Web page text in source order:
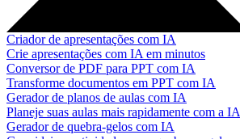
Criador de apresentações com IA
Crie apresentações com IA em minutos
Conversor de PDF para PPT com IA
Transforme documentos em PPT com IA
Gerador de planos de aulas com IA
Planeje suas aulas mais rapidamente com a IA
Gerador de quebra-gelos com IA